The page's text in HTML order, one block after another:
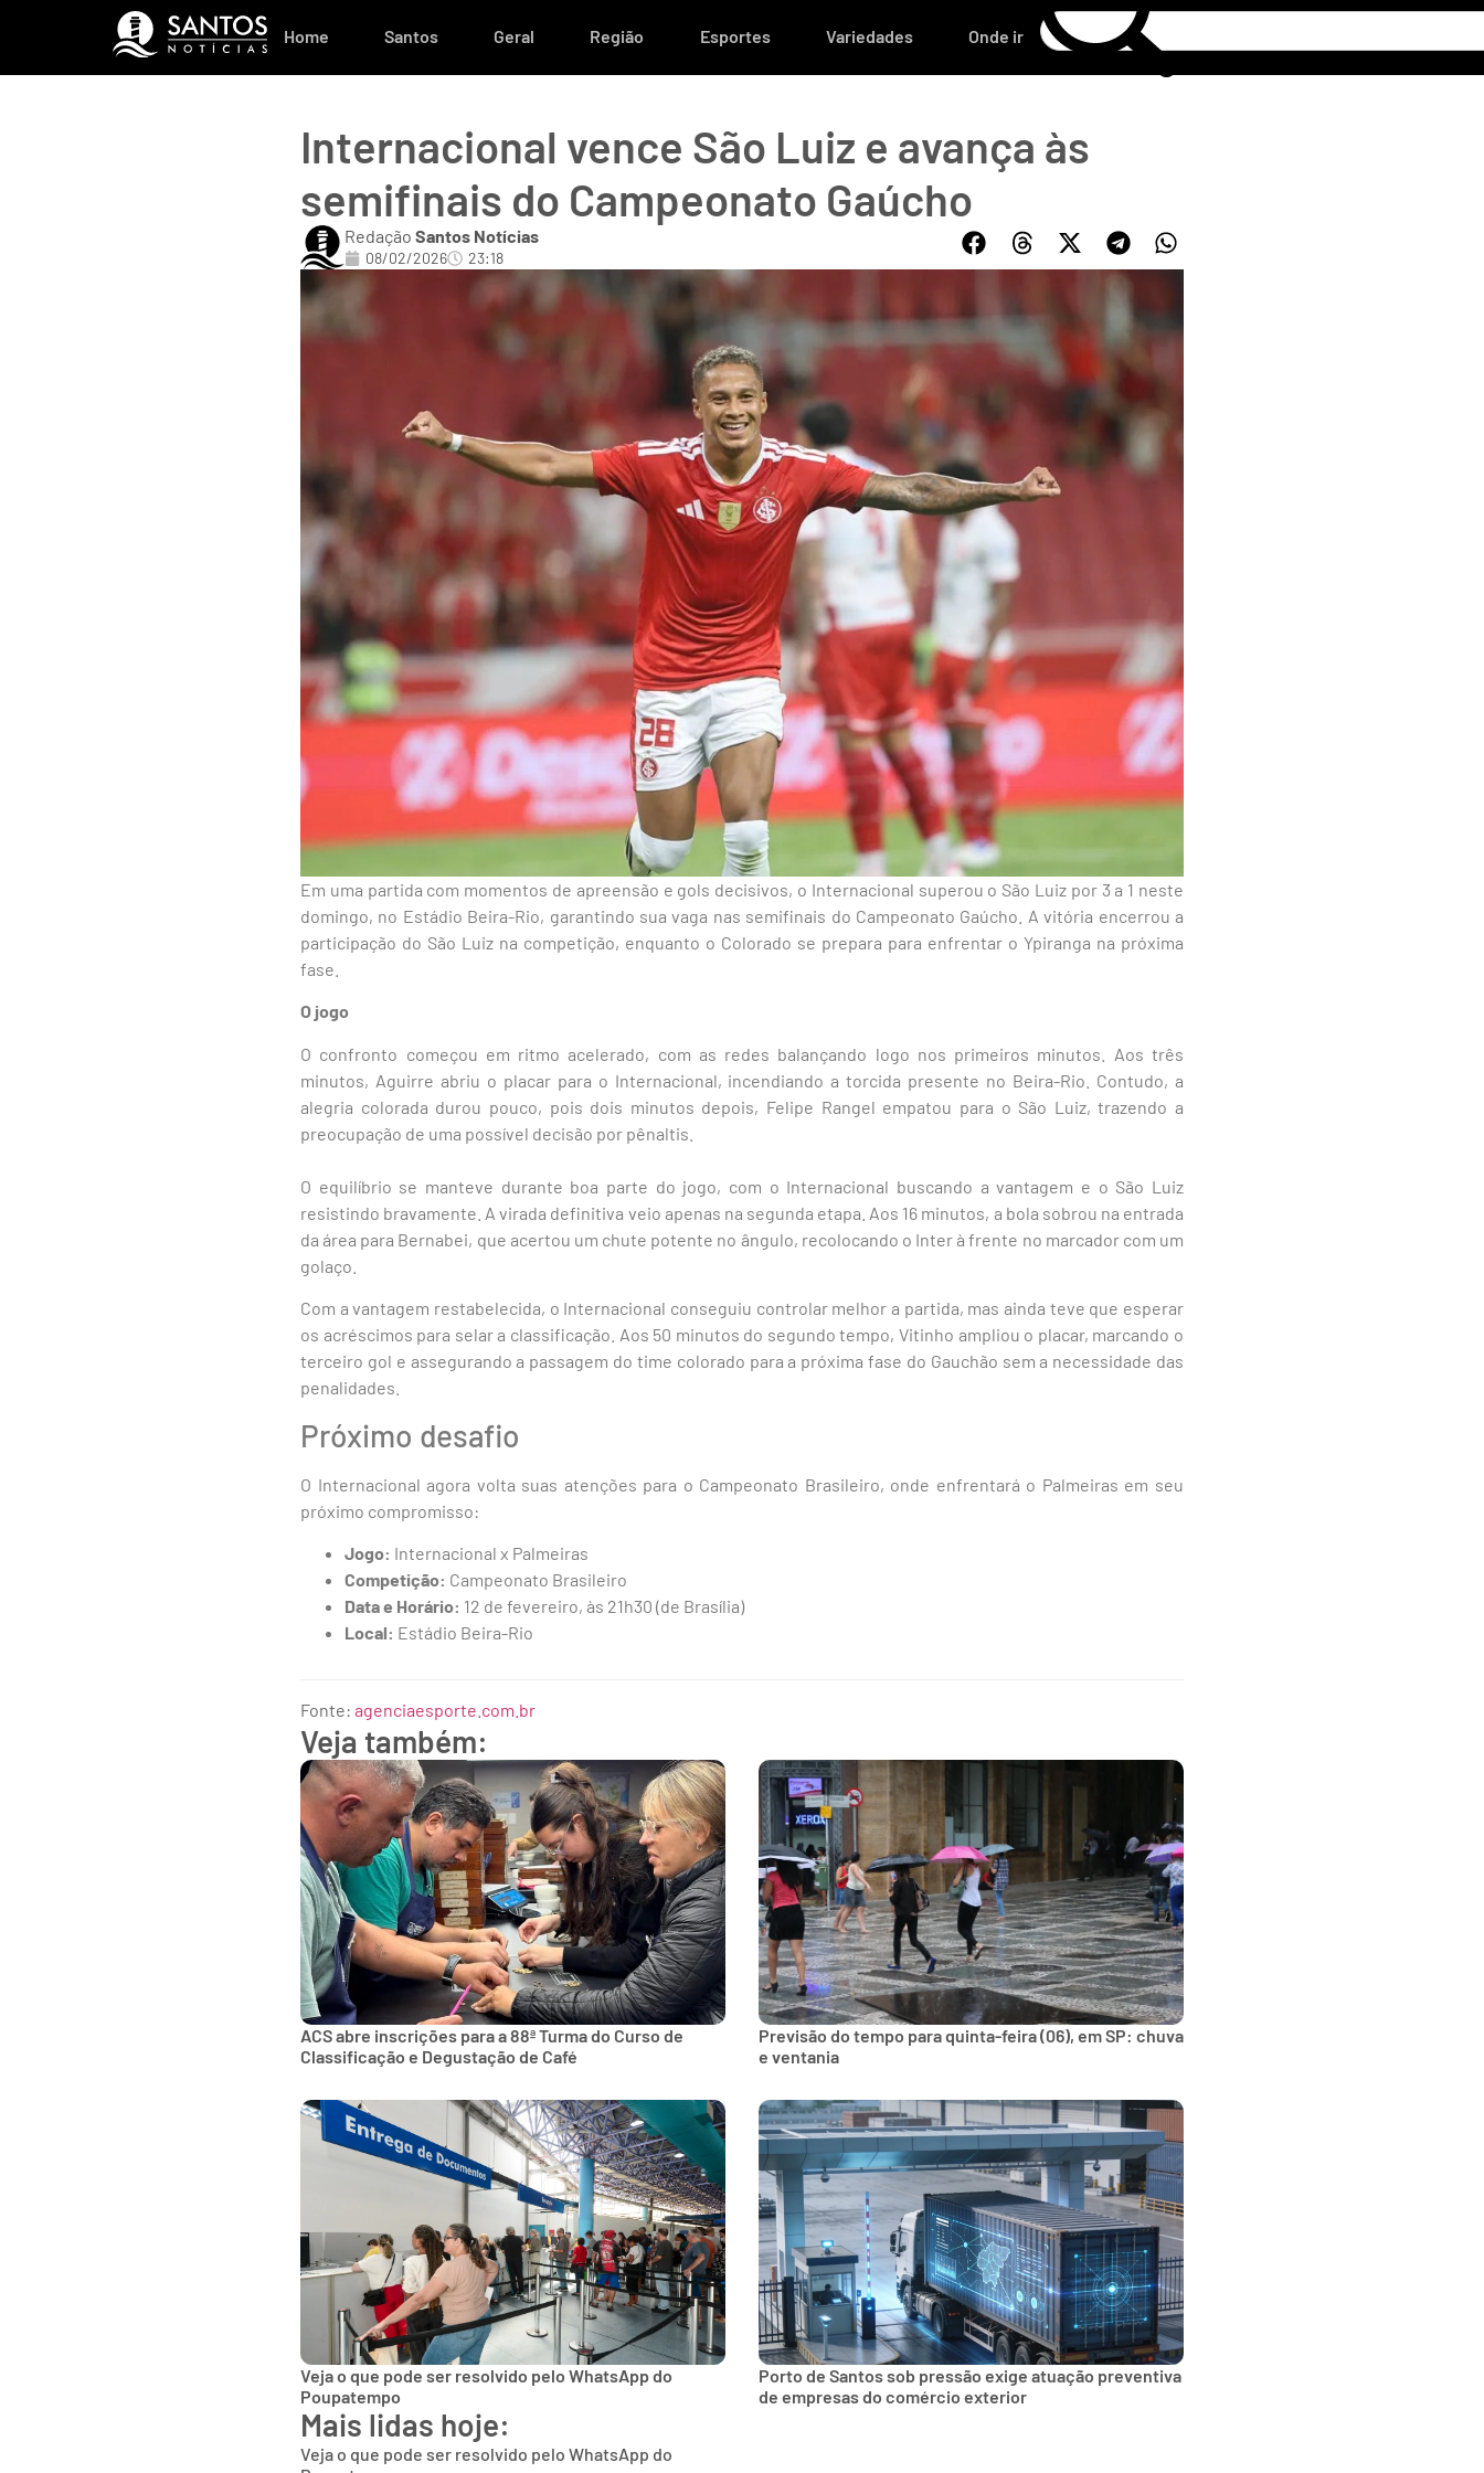
Home Santos Geral Região Esportes Variedades Onde ir
Internacional vence São Luiz e avança às
semifinais do Campeonato Gaúcho
Redação Santos Notícias
08/02/2026 23:18
Em uma partida com momentos de apreensão e gols decisivos, o Internacional superou o São Luiz por 3 a 1 neste
domingo, no Estádio Beira-Rio, garantindo sua vaga nas semifinais do Campeonato Gaúcho. A vitória encerrou a
participação do São Luiz na competição, enquanto o Colorado se prepara para enfrentar o Ypiranga na próxima
fase.
O jogo
O confronto começou em ritmo acelerado, com as redes balançando logo nos primeiros minutos. Aos três
minutos, Aguirre abriu o placar para o Internacional, incendiando a torcida presente no Beira-Rio. Contudo, a
alegria colorada durou pouco, pois dois minutos depois, Felipe Rangel empatou para o São Luiz, trazendo a
preocupação de uma possível decisão por pênaltis.
O equilíbrio se manteve durante boa parte do jogo, com o Internacional buscando a vantagem e o São Luiz
resistindo bravamente. A virada definitiva veio apenas na segunda etapa. Aos 16 minutos, a bola sobrou na entrada
da área para Bernabei, que acertou um chute potente no ângulo, recolocando o Inter à frente no marcador com um
golaço.
Com a vantagem restabelecida, o Internacional conseguiu controlar melhor a partida, mas ainda teve que esperar
os acréscimos para selar a classificação. Aos 50 minutos do segundo tempo, Vitinho ampliou o placar, marcando o
terceiro gol e assegurando a passagem do time colorado para a próxima fase do Gauchão sem a necessidade das
penalidades.
Próximo desafio
O Internacional agora volta suas atenções para o Campeonato Brasileiro, onde enfrentará o Palmeiras em seu
próximo compromisso:
Jogo: Internacional x Palmeiras
Competição: Campeonato Brasileiro
Data e Horário: 12 de fevereiro, às 21h30 (de Brasília)
Local: Estádio Beira-Rio
Fonte: agenciaesporte.com.br
Veja também:
ACS abre inscrições para a 88ª Turma do Curso de
Classificação e Degustação de Café
Previsão do tempo para quinta-feira (06), em SP: chuva
e ventania
Veja o que pode ser resolvido pelo WhatsApp do
Poupatempo
Porto de Santos sob pressão exige atuação preventiva
de empresas do comércio exterior
Mais lidas hoje:
Veja o que pode ser resolvido pelo WhatsApp do